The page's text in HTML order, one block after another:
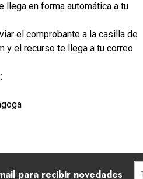
llega en forma automática a tu
el comprobante a la casilla de
y el recurso te llega a tu correo
para recibir novedades